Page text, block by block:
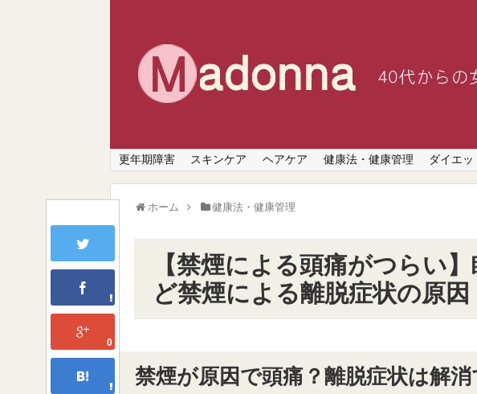
更年期障害 スキンケア ヘアケア 健康法・健康管理 ダイエッ
ホーム 健康法・健康管理
0
【禁煙による頭痛がつらい
ど禁煙による離脱症状の原因
禁煙が原因で頭痛？離脱症状は解消